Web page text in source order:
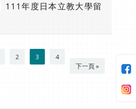
111年度日本立教大學留
2 3
4
下一頁 »